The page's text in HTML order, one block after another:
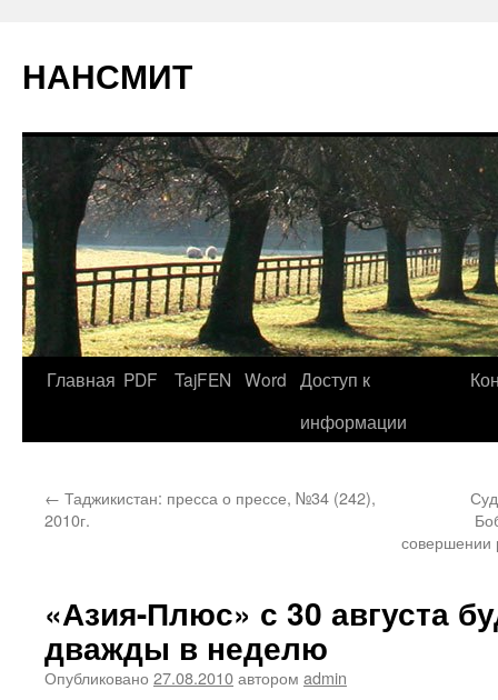
НАНСМИТ
Главная PDF TajFEN Word Доступ к
информации
← Таджикистан: пресса о прессе, №34 (242),
2010г.
совершении
«Азия-Плюс» с 30 августа
дважды в неделю
Опубликовано 27.08.2010автором admin